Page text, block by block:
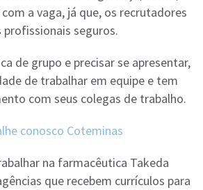
a vaga, já que, os recrutadores
seguros.
de grupo e precisar se apresentar,
de trabalhar em equipe e tem
com seus colegas de trabalho.
conosco Coteminas
na farmacêutica Takeda
que recebem currículos para